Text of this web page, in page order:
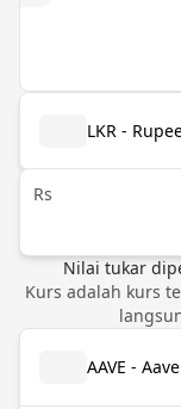
LKR -
Rs
Nilai tukar
Kurs adalah kurs
AAVE - Aave